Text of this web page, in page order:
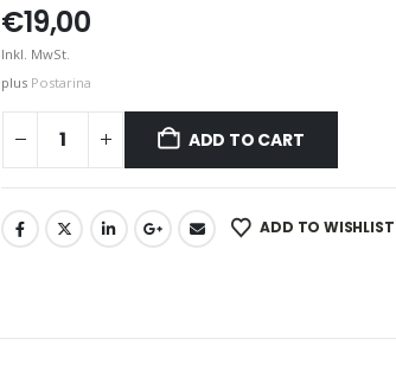
€19,00
Inkl. MwSt.
plus Postarina
ADD TO CART
ADD TO WISHLIST